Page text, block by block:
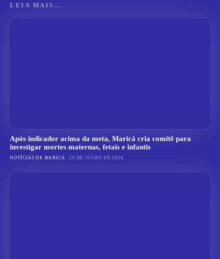
LEIA MAIS...
Após indicador acima da meta, Maricá cria comitê para
investigar mortes maternas, fetais e infantis
NOTÍCIAS DE MARICÁ 29 DE JULHO DE 2026